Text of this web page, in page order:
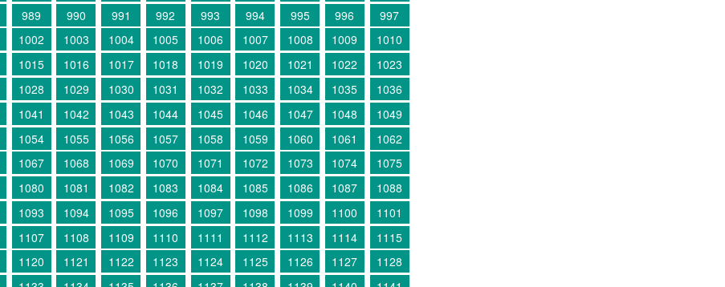
989 990 991 992 993 994 995 996
997
1002 1003 1004 1005 1006 1007 1008 1009
1010
1015 1016 1017 1018 1019 1020 1021 1022
1023
1028 1029 1030 1031 1032 1033 1034 1035
1036
1041 1042 1043 1044 1045 1046 1047 1048
1049
1054 1055 1056 1057 1058 1059 1060 1061
1062
1067 1068 1069 1070 1071 1072 1073 1074
1075
1080 1081 1082 1083 1084 1085 1086 1087
1088
1093 1094 1095 1096 1097 1098 1099 1100
1101
1107 1108 1109 1110 1111 1112 1113 1114
1115
1120 1121 1122 1123 1124 1125 1126 1127
1128